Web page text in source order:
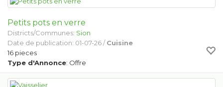
Petits pots en verre
Districts/Communes: Sion
Date de publication: 01-07-26 /Cuisine
16 pieces
Type d'Annonce: Offre